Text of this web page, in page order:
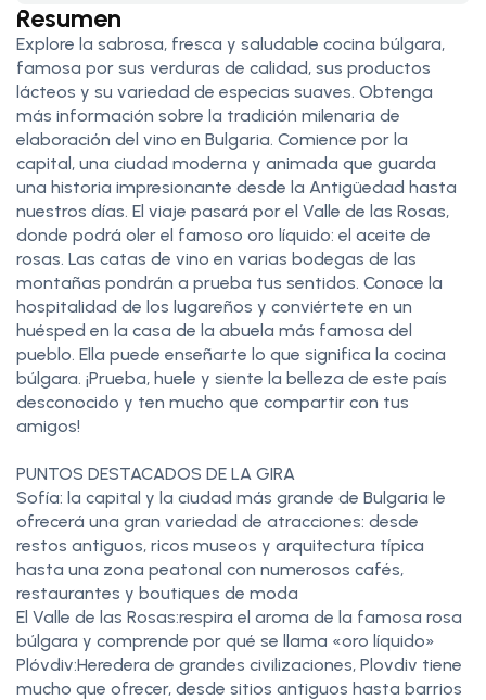
Resumen
Explore la sabrosa, fresca y saludable cocina búlgara,
famosa por sus verduras de calidad, sus productos
lácteos y su variedad de especias suaves. Obtenga
más información sobre la tradición milenaria de
elaboración del vino en Bulgaria. Comience por la
capital, una ciudad moderna y animada que guarda
una historia impresionante desde la Antigüedad hasta
nuestros días. El viaje pasará por el Valle de las Rosas,
donde podrá oler el famoso oro líquido: el aceite de
rosas. Las catas de vino en varias bodegas de las
montañas pondrán a prueba tus sentidos. Conoce la
hospitalidad de los lugareños y conviértete en un
huésped en la casa de la abuela más famosa del
pueblo. Ella puede enseñarte lo que significa la cocina
búlgara. ¡Prueba, huele y siente la belleza de este país
desconocido y ten mucho que compartir con tus
amigos!
PUNTOS DESTACADOS DE LA GIRA
Sofía: la capital y la ciudad más grande de Bulgaria le
ofrecerá una gran variedad de atracciones: desde
restos antiguos, ricos museos y arquitectura típica
hasta una zona peatonal con numerosos cafés,
restaurantes y boutiques de moda
El Valle de las Rosas:respira el aroma de la famosa rosa
búlgara y comprende por qué se llama «oro líquido»
Plóvdiv:Heredera de grandes civilizaciones, Plovdiv tiene
mucho que ofrecer, desde sitios antiguos hasta barrios